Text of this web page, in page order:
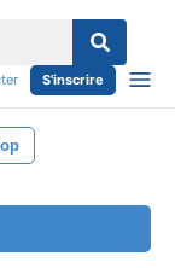
S'inscrire